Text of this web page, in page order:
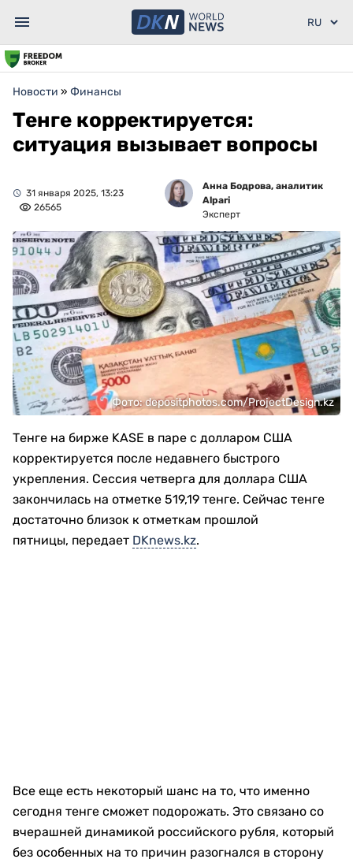
Новости » Финансы
Тенге корректируется:
ситуация вызывает вопросы
31 января 2025, 13:23
26565
Анна Бодрова, аналитик
Alpari
Эксперт
Фото: depositphotos.com/ProjectDesign.kz
Тенге на бирже KASE в паре с долларом США
корректируется после недавнего быстрого
укрепления. Сессия четверга для доллара США
закончилась на отметке 519,19 тенге. Сейчас тенге
достаточно близок к отметкам прошлой
пятницы, передает DKnews.kz.
Все еще есть некоторый шанс на то, что именно
сегодня тенге сможет подорожать. Это связано со
вчерашней динамикой российского рубля, который
без особенных на то причин разогнался в сторону